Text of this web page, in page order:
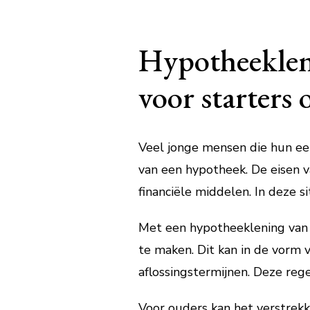
voor starters
Veel jonge mensen die hun
van een hypotheek. De
financiële middelen. In deze
Met een hypotheeklening
te maken. Dit kan in de vorm
aflossingstermijnen. Deze